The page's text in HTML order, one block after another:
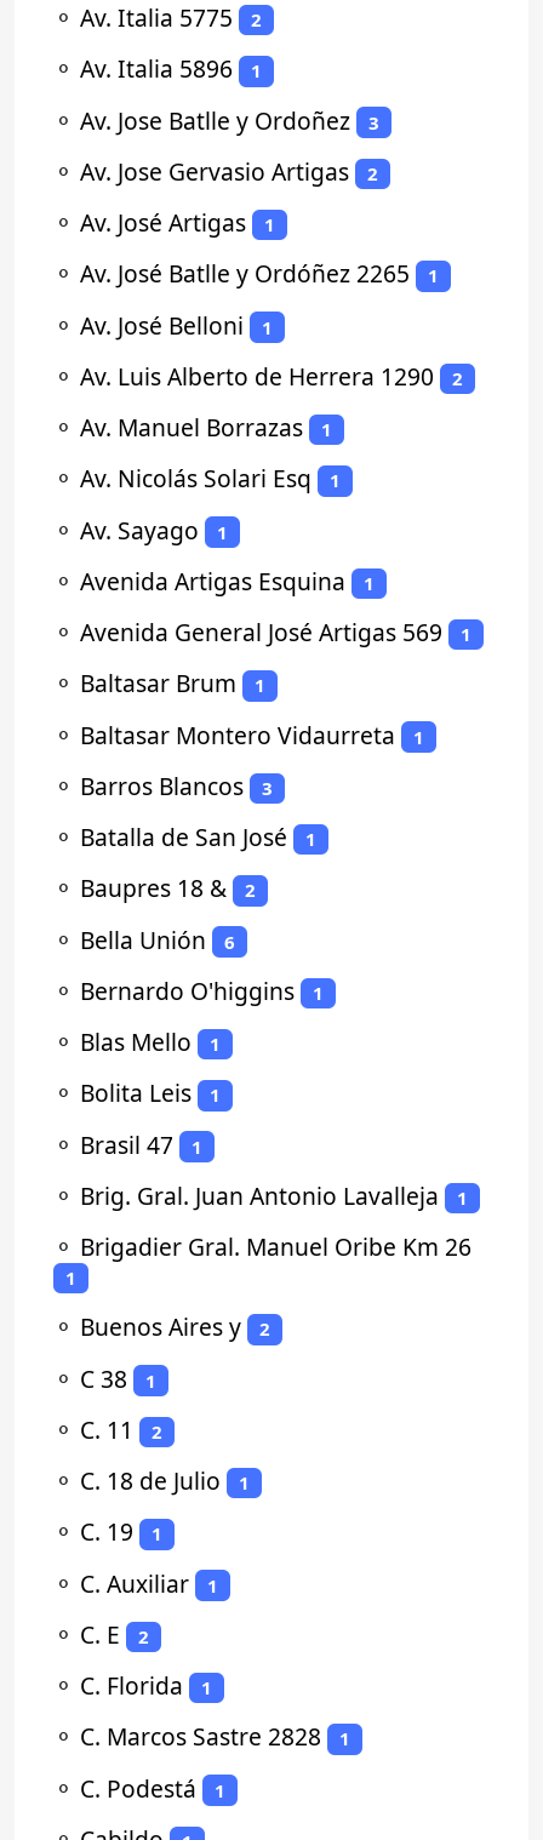
⚬ Av. Italia 5775 2
⚬ Av. Italia 5896 1
⚬ Av. Jose Batlle y Ordoñez 3
⚬ Av. Jose Gervasio Artigas 2
⚬ Av. José Artigas 1
⚬ Av. José Batlle y Ordóñez 2265 1
⚬ Av. José Belloni 1
⚬ Av. Luis Alberto de Herrera 1290 2
⚬ Av. Manuel Borrazas 1
⚬ Av. Nicolás Solari Esq 1
⚬ Av. Sayago 1
⚬ Avenida Artigas Esquina 1
⚬ Avenida General José Artigas 569 1
⚬ Baltasar Brum 1
⚬ Baltasar Montero Vidaurreta 1
⚬ Barros Blancos 3
⚬ Batalla de San José 1
⚬ Baupres 18 & 2
⚬ Bella Unión 6
⚬ Bernardo O'higgins 1
⚬ Blas Mello 1
⚬ Bolita Leis 1
⚬ Brasil 47 1
⚬ Brig. Gral. Juan Antonio Lavalleja 1
⚬ Brigadier Gral. Manuel Oribe Km 26
1
⚬ Buenos Aires y 2
⚬ C 38 1
⚬ C. 11 2
⚬ C. 18 de Julio 1
⚬ C. 19 1
⚬ C. Auxiliar 1
⚬ C. E 2
⚬ C. Florida 1
⚬ C. Marcos Sastre 2828 1
⚬ C. Podestá 1